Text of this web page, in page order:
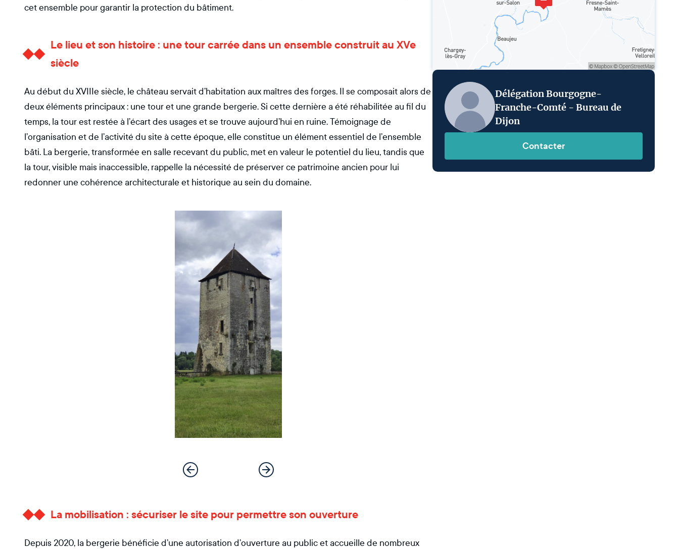
cet ensemble pour garantir la protection du bâtiment.
Le lieu et son histoire : une tour carrée dans un ensemble construit au XVe
siècle
Au début du XVIIIe siècle, le château servait d’habitation aux maîtres des forges. Il se composait alors de
deux éléments principaux : une tour et une grande bergerie. Si cette dernière a été réhabilitée au fil du
temps, la tour est restée à l’écart des usages et se trouve aujourd’hui en ruine. Témoignage de
l’organisation et de l’activité du site à cette époque, elle constitue un élément essentiel de l’ensemble
bâti. La bergerie, transformée en salle recevant du public, met en valeur le potentiel du lieu, tandis que
la tour, visible mais inaccessible, rappelle la nécessité de préserver ce patrimoine ancien pour lui
redonner une cohérence architecturale et historique au sein du domaine.
La mobilisation : sécuriser le site pour permettre son ouverture
Depuis 2020, la bergerie bénéficie d’une autorisation d’ouverture au public et accueille de nombreux
Délégation Bourgogne-
Franche-Comté - Bureau de
Dijon
Contacter